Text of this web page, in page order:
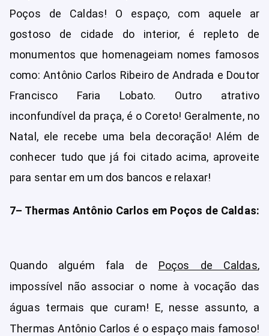
Poços de Caldas! O espaço, com aquele ar
gostoso de cidade do interior, é repleto de
monumentos que homenageiam nomes famosos
como: Antônio Carlos Ribeiro de Andrada e Doutor
Francisco Faria Lobato. Outro atrativo
inconfundível da praça, é o Coreto! Geralmente, no
Natal, ele recebe uma bela decoração! Além de
conhecer tudo que já foi citado acima, aproveite
para sentar em um dos bancos e relaxar!
7– Thermas Antônio Carlos em Poços de Caldas:
Quando alguém fala de Poços de Caldas,
impossível não associar o nome à vocação das
águas termais que curam! E, nesse assunto, a
Thermas Antônio Carlos é o espaço mais famoso!